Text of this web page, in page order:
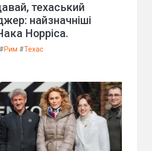
техаський
найзначніші
Норріса.
#Рим #Техас